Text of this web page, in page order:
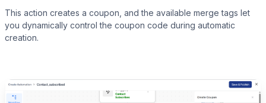
This action creates a coupon, and the available merge tags let
you dynamically control the coupon code during automatic
creation.